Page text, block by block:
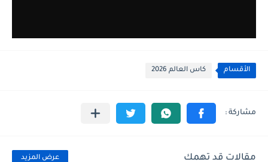
الأقسام كاس العالم 2026
مقالات قد تهمك عرض المزيد